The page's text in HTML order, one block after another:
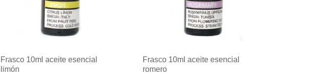
Frasco 10ml aceite esencial
limón
Frasco 10ml aceite esencial
romero